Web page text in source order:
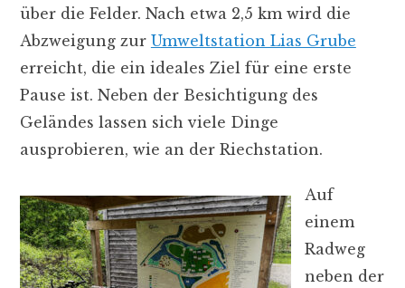
über die Felder. Nach etwa 2,5 km wird die
Abzweigung zur Umweltstation Lias Grube
erreicht, die ein ideales Ziel für eine erste
Pause ist. Neben der Besichtigung des
Geländes lassen sich viele Dinge
ausprobieren, wie an der Riechstation.
Auf
einem
Radweg
neben der